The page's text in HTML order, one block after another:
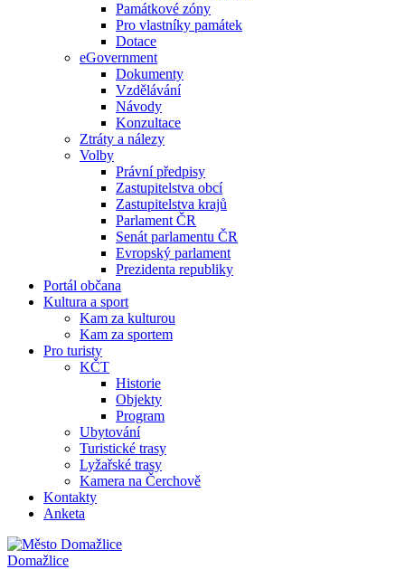
Památkové zóny
Pro vlastníky památek
Dotace
eGovernment
Dokumenty
Vzdělávání
Návody
Konzultace
Ztráty a nálezy
Volby
Právní předpisy
Zastupitelstva obcí
Zastupitelstva krajů
Parlament ČR
Senát parlamentu ČR
Evropský parlament
Prezidenta republiky
Portál občana
Kultura a sport
Kam za kulturou
Kam za sportem
Pro turisty
KČT
Historie
Objekty
Program
Ubytování
Turistické trasy
Lyžařské trasy
Kamera na Čerchově
Kontakty
Anketa
Domažlice